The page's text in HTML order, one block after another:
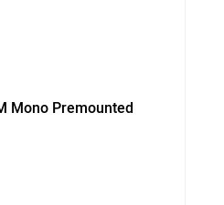
Mono Premounted